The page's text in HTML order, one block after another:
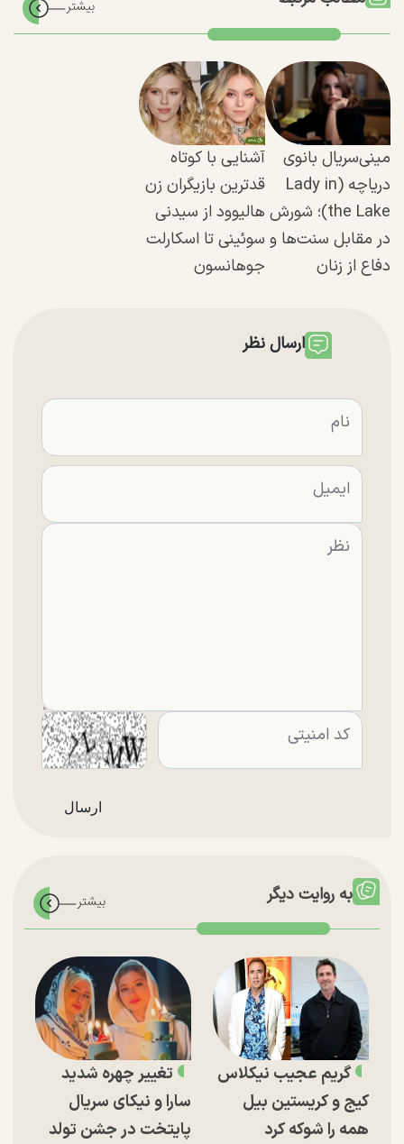
مینی‌سریال بانوی
دریاچه (Lady in
the Lake)؛ شورش
در مقابل سنت‌ها و
دفاع از زنان
آشنایی با کوتاه
قدترین بازیگران زن
هالیوود از سیدنی
سوئینی تا اسکارلت
جوهانسون
ارسال نظر
به روایت دیگر
گریم عجیب نیکلاس
کیج و کریستین بیل
همه را شوکه کرد
تغییر چهره شدید
سارا و نیکای سریال
پایتخت در جشن تولد